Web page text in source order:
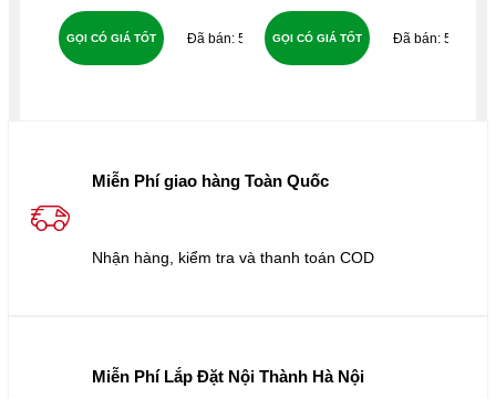
54
GỌI CÓ GIÁ TỐT 58
GỌI CÓ GIÁ TỐT
Miễn Phí giao hàng Toàn Quốc
Nhận hàng, kiểm tra và thanh toán COD
Miễn Phí Lắp Đặt Nội Thành Hà Nội